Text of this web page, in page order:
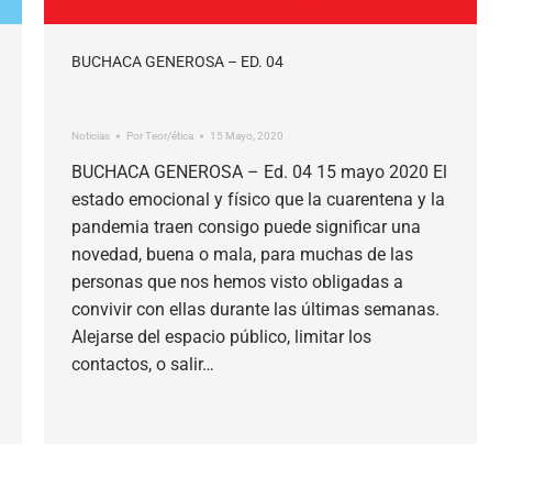
BUCHACA GENEROSA – ED. 04
Noticias PorTeor/ética 15 Mayo, 2020
BUCHACA GENEROSA – Ed. 04 15 mayo 2020 El
estado emocional y físico que la cuarentena y la
pandemia traen consigo puede significar una
novedad, buena o mala, para muchas de las
personas que nos hemos visto obligadas a
convivir con ellas durante las últimas semanas.
Alejarse del espacio público, limitar los
contactos, o salir…